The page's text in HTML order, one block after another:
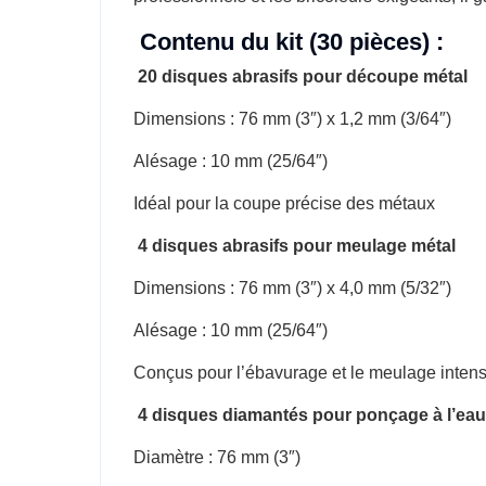
Contenu du kit (30 pièces) :
20 disques abrasifs pour découpe métal
Dimensions : 76 mm (3″) x 1,2 mm (3/64″)
Alésage : 10 mm (25/64″)
Idéal pour la coupe précise des métaux
4 disques abrasifs pour meulage métal
Dimensions : 76 mm (3″) x 4,0 mm (5/32″)
Alésage : 10 mm (25/64″)
Conçus pour l’ébavurage et le meulage
4 disques diamantés pour ponçage à l’eau
Diamètre : 76 mm (3″)